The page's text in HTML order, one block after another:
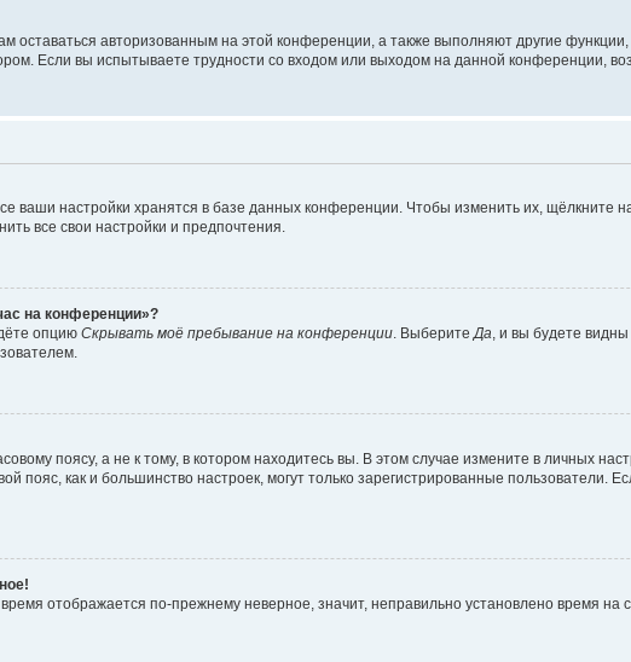
оставаться авторизованным на этой конференции, а также выполняют другие
Если вы испытываете трудности со входом или выходом на данной конференции,
ваши настройки хранятся в базе данных конференции. Чтобы изменить их, щёлкните
все свои настройки и предпочтения.
на конференции»?
опцию Скрывать моё пребывание на конференции. ВыберитеДа, и вы будете
поясу, а не к тому, в котором находитесь вы. В этом случае измените в личных
пояс, как и большинство настроек, могут только зарегистрированные пользователи.
отображается по-прежнему неверное, значит, неправильно установлено время на